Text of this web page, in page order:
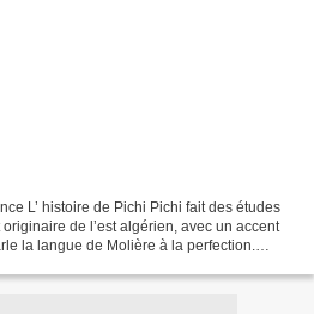
L’ histoire de Pichi Pichi fait des études
de l’est algérien, avec un accent
la langue de Molière à la perfection.